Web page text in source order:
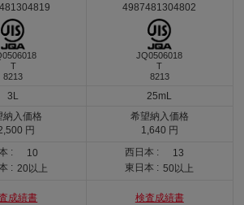
T
8213
3L
納入価格
円
:
10
: 20以上
成績書
4987481304802
JQ0506018
T
8213
25mL
希望納入価格
1,640 円
西日本 :
13
東日本 : 50以上
検査成績書